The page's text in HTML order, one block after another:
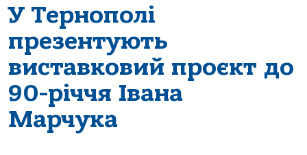
У Тернополі
презентують
виставковий проєкт до
90-річчя Івана
Марчука